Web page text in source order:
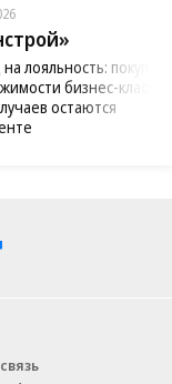
лояльность:
бизнес-класса
остаются